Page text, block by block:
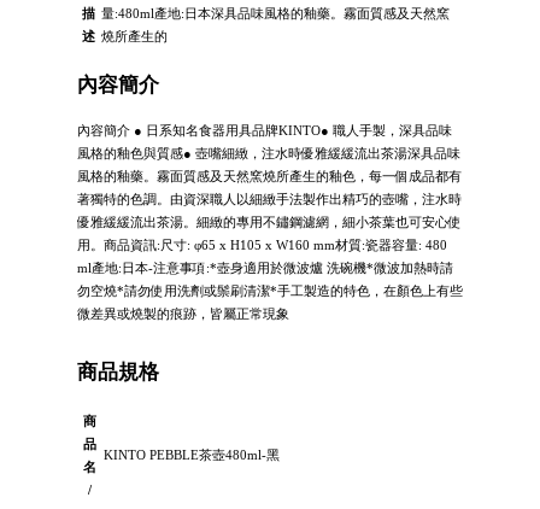
描
述
量:480ml產地:日本深具品味風格的釉藥。霧面質感及天然窯
燒所產生的
內容簡介
內容簡介 ● 日系知名食器用具品牌KINTO● 職人手製，深具品味
風格的釉色與質感● 壺嘴細緻，注水時優雅緩緩流出茶湯深具品味
風格的釉藥。霧面質感及天然窯燒所產生的釉色，每一個成品都有
著獨特的色調。由資深職人以細緻手法製作出精巧的壺嘴，注水時
優雅緩緩流出茶湯。細緻的專用不鏽鋼濾網，細小茶葉也可安心使
用。商品資訊:尺寸: φ65 x H105 x W160 mm材質:瓷器容量: 480
ml產地:日本-注意事項:*壺身適用於微波爐 洗碗機*微波加熱時請
勿空燒*請勿使用洗劑或鬃刷清潔*手工製造的特色，在顏色上有些
微差異或燒製的痕跡，皆屬正常現象
商品規格
商
品
名
/
KINTO PEBBLE茶壺480ml-黑